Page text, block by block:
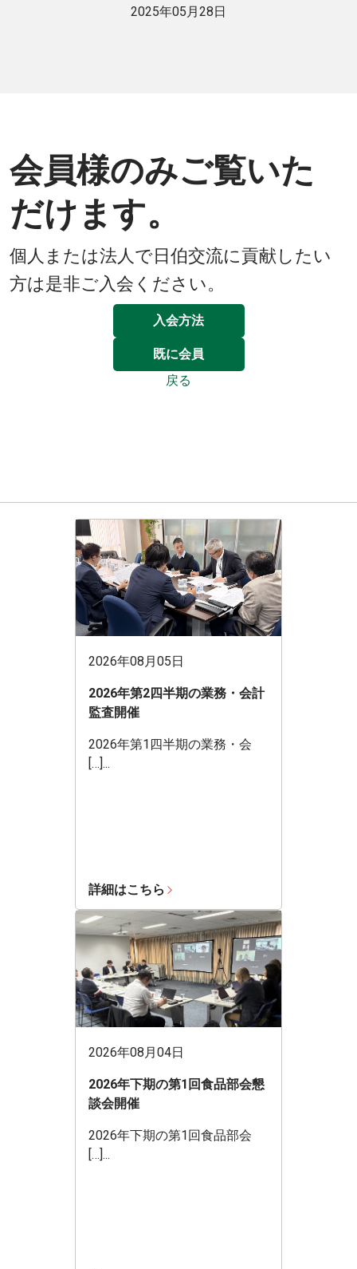
2025年05月28日
会員様のみご覧いた
だけます。
個人または法人で日伯交流に貢献したい
方は是非ご入会ください。
入会方法
既に会員
戻る
2026年08月05日
2026年第2四半期の業務・会計
監査開催
2026年第1四半期の業務・会
[…]...
詳細はこちら
2026年08月04日
2026年下期の第1回食品部会懇
談会開催
2026年下期の第1回食品部会
[…]...